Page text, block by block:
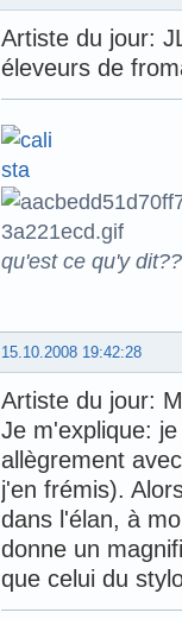
Artiste du jour:
éleveurs de
qu'est ce qu'y
15.10.2008 19:42:28
Artiste du jour:
Je m'explique:
allègrement
j'en frémis).
dans l'élan, à
donne un
que celui du